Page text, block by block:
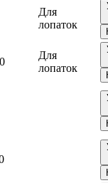
Для
лопаток
Для
лопаток